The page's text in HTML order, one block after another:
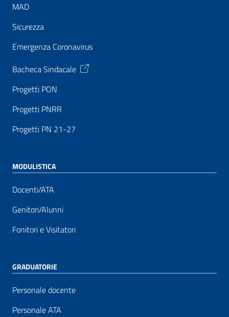
MAD
Sicurezza
Emergenza Coronavirus
Bacheca Sindacale
Progetti PON
Progetti PNRR
Progetti PN 21-27
MODULISTICA
Docenti/ATA
Genitori/Alunni
Fonitori e Visitatori
GRADUATORIE
Personale docente
Personale ATA